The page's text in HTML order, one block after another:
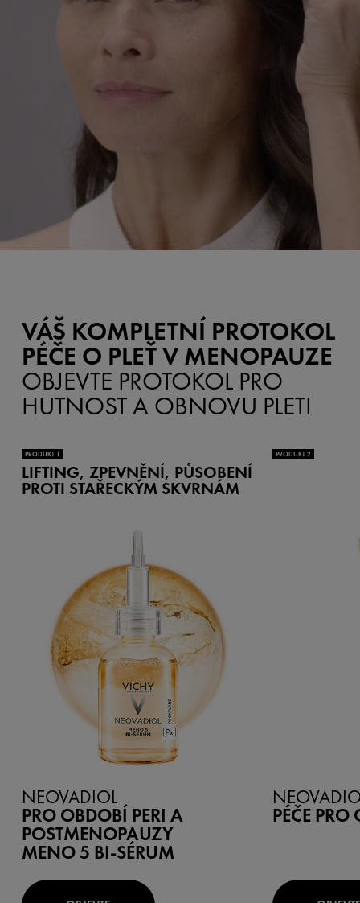
VÁŠ KOMPLETNÍ PROTOKOL
PÉČE O PLEŤ V MENOPAUZE
OBJEVTE PROTOKOL PRO
HUTNOST A OBNOVU PLETI
PRODUKT 1
LIFTING, ZPEVNĚNÍ, PŮSOBENÍ
PROTI STAŘECKÝM SKVRNÁM
NEOVADIOL
PRO OBDOBÍ PERI A
POSTMENOPAUZY
MENO 5 BI-SÉRUM
PRODUKT 2
PÉČE